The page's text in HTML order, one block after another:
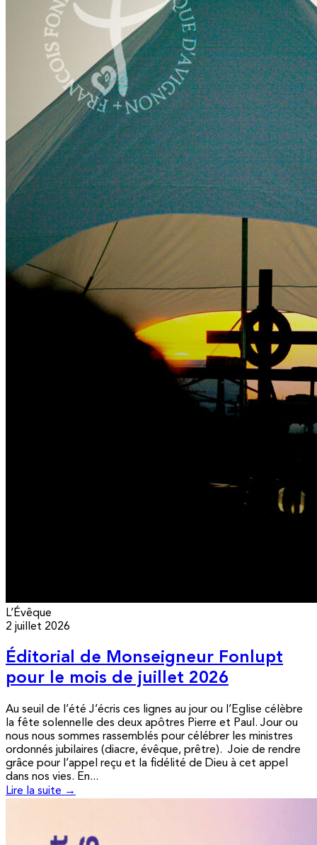
L’Évêque
2 juillet 2026
Éditorial de Monseigneur Fonlupt
pour le mois de juillet 2026
Au seuil de l’été J’écris ces lignes au jour ou l’Eglise célèbre
la fête solennelle des deux apôtres Pierre et Paul. Jour ou
nous nous sommes rassemblés pour célébrer les ministres
ordonnés jubilaires (diacre, évêque, prêtre). Joie de rendre
grâce pour l’appel reçu et la fidélité de Dieu à cet appel
dans nos vies. En...
Lire la suite →